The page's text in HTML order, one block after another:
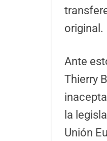
original.
Ante
Thierry
la
Unión